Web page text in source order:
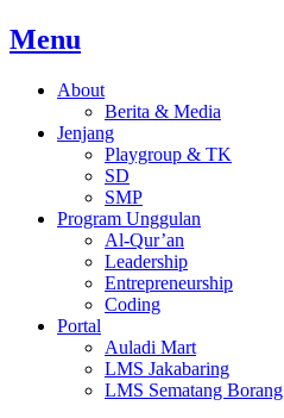
Menu
About
Berita & Media
Jenjang
Playgroup & TK
SD
SMP
Program Unggulan
Al-Qur’an
Leadership
Entrepreneurship
Coding
Portal
Auladi Mart
LMS Jakabaring
LMS Sematang Borang